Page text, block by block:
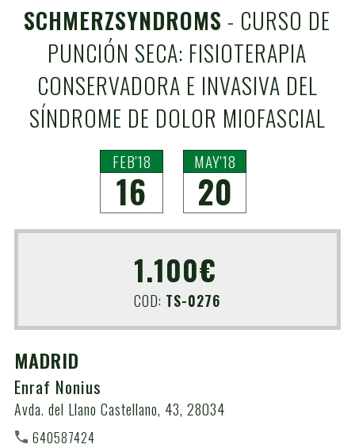
SCHMERZSYNDROMS - CURSO DE
PUNCIÓN SECA: FISIOTERAPIA
CONSERVADORA E INVASIVA DEL
SÍNDROME DE DOLOR MIOFASCIAL
FEB'18
16
MAY'18
20
1.100€
COD: TS-0276
MADRID
Enraf Nonius
Avda. del Llano Castellano, 43, 28034
640587424